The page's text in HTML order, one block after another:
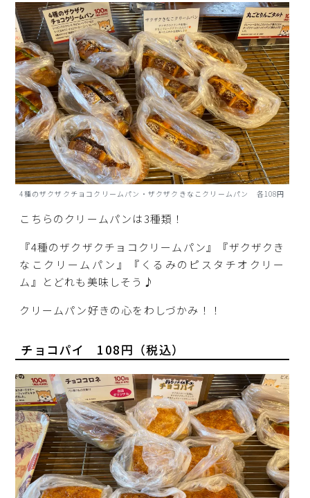
4種のザクザクチョコクリームパン・ザクザクきなこクリームパン 各108円
こちらのクリームパンは3種類！
『4種のザクザクチョコクリームパン』『ザクザクき
なこクリームパン』『くるみのピスタチオクリー
ム』とどれも美味しそう♪
クリームパン好きの心をわしづかみ！！
チョコパイ 108円（税込）